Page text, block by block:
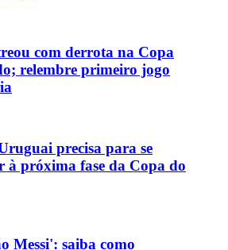
com derrota na Copa
relembre primeiro jogo
precisa para se
à próxima fase da Copa do
Messi': saiba como